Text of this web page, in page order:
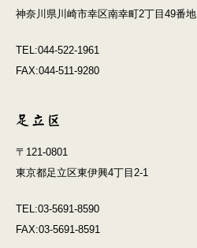
神奈川県川崎市幸区南幸町2丁目49番地
TEL:044-522-1961
FAX:044-511-9280
〒121-0801
東京都足立区東伊興4丁目2-1
TEL:03-5691-8590
FAX:03-5691-8591